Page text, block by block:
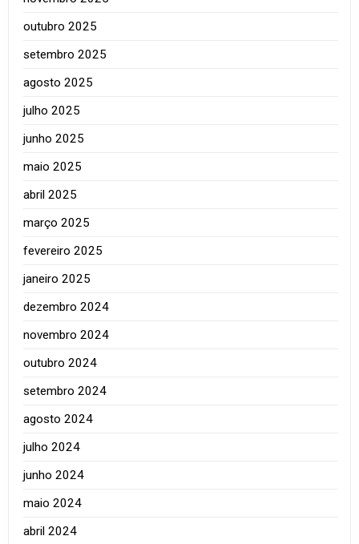
outubro 2025
setembro 2025
agosto 2025
julho 2025
junho 2025
maio 2025
abril 2025
março 2025
fevereiro 2025
janeiro 2025
dezembro 2024
novembro 2024
outubro 2024
setembro 2024
agosto 2024
julho 2024
junho 2024
maio 2024
abril 2024